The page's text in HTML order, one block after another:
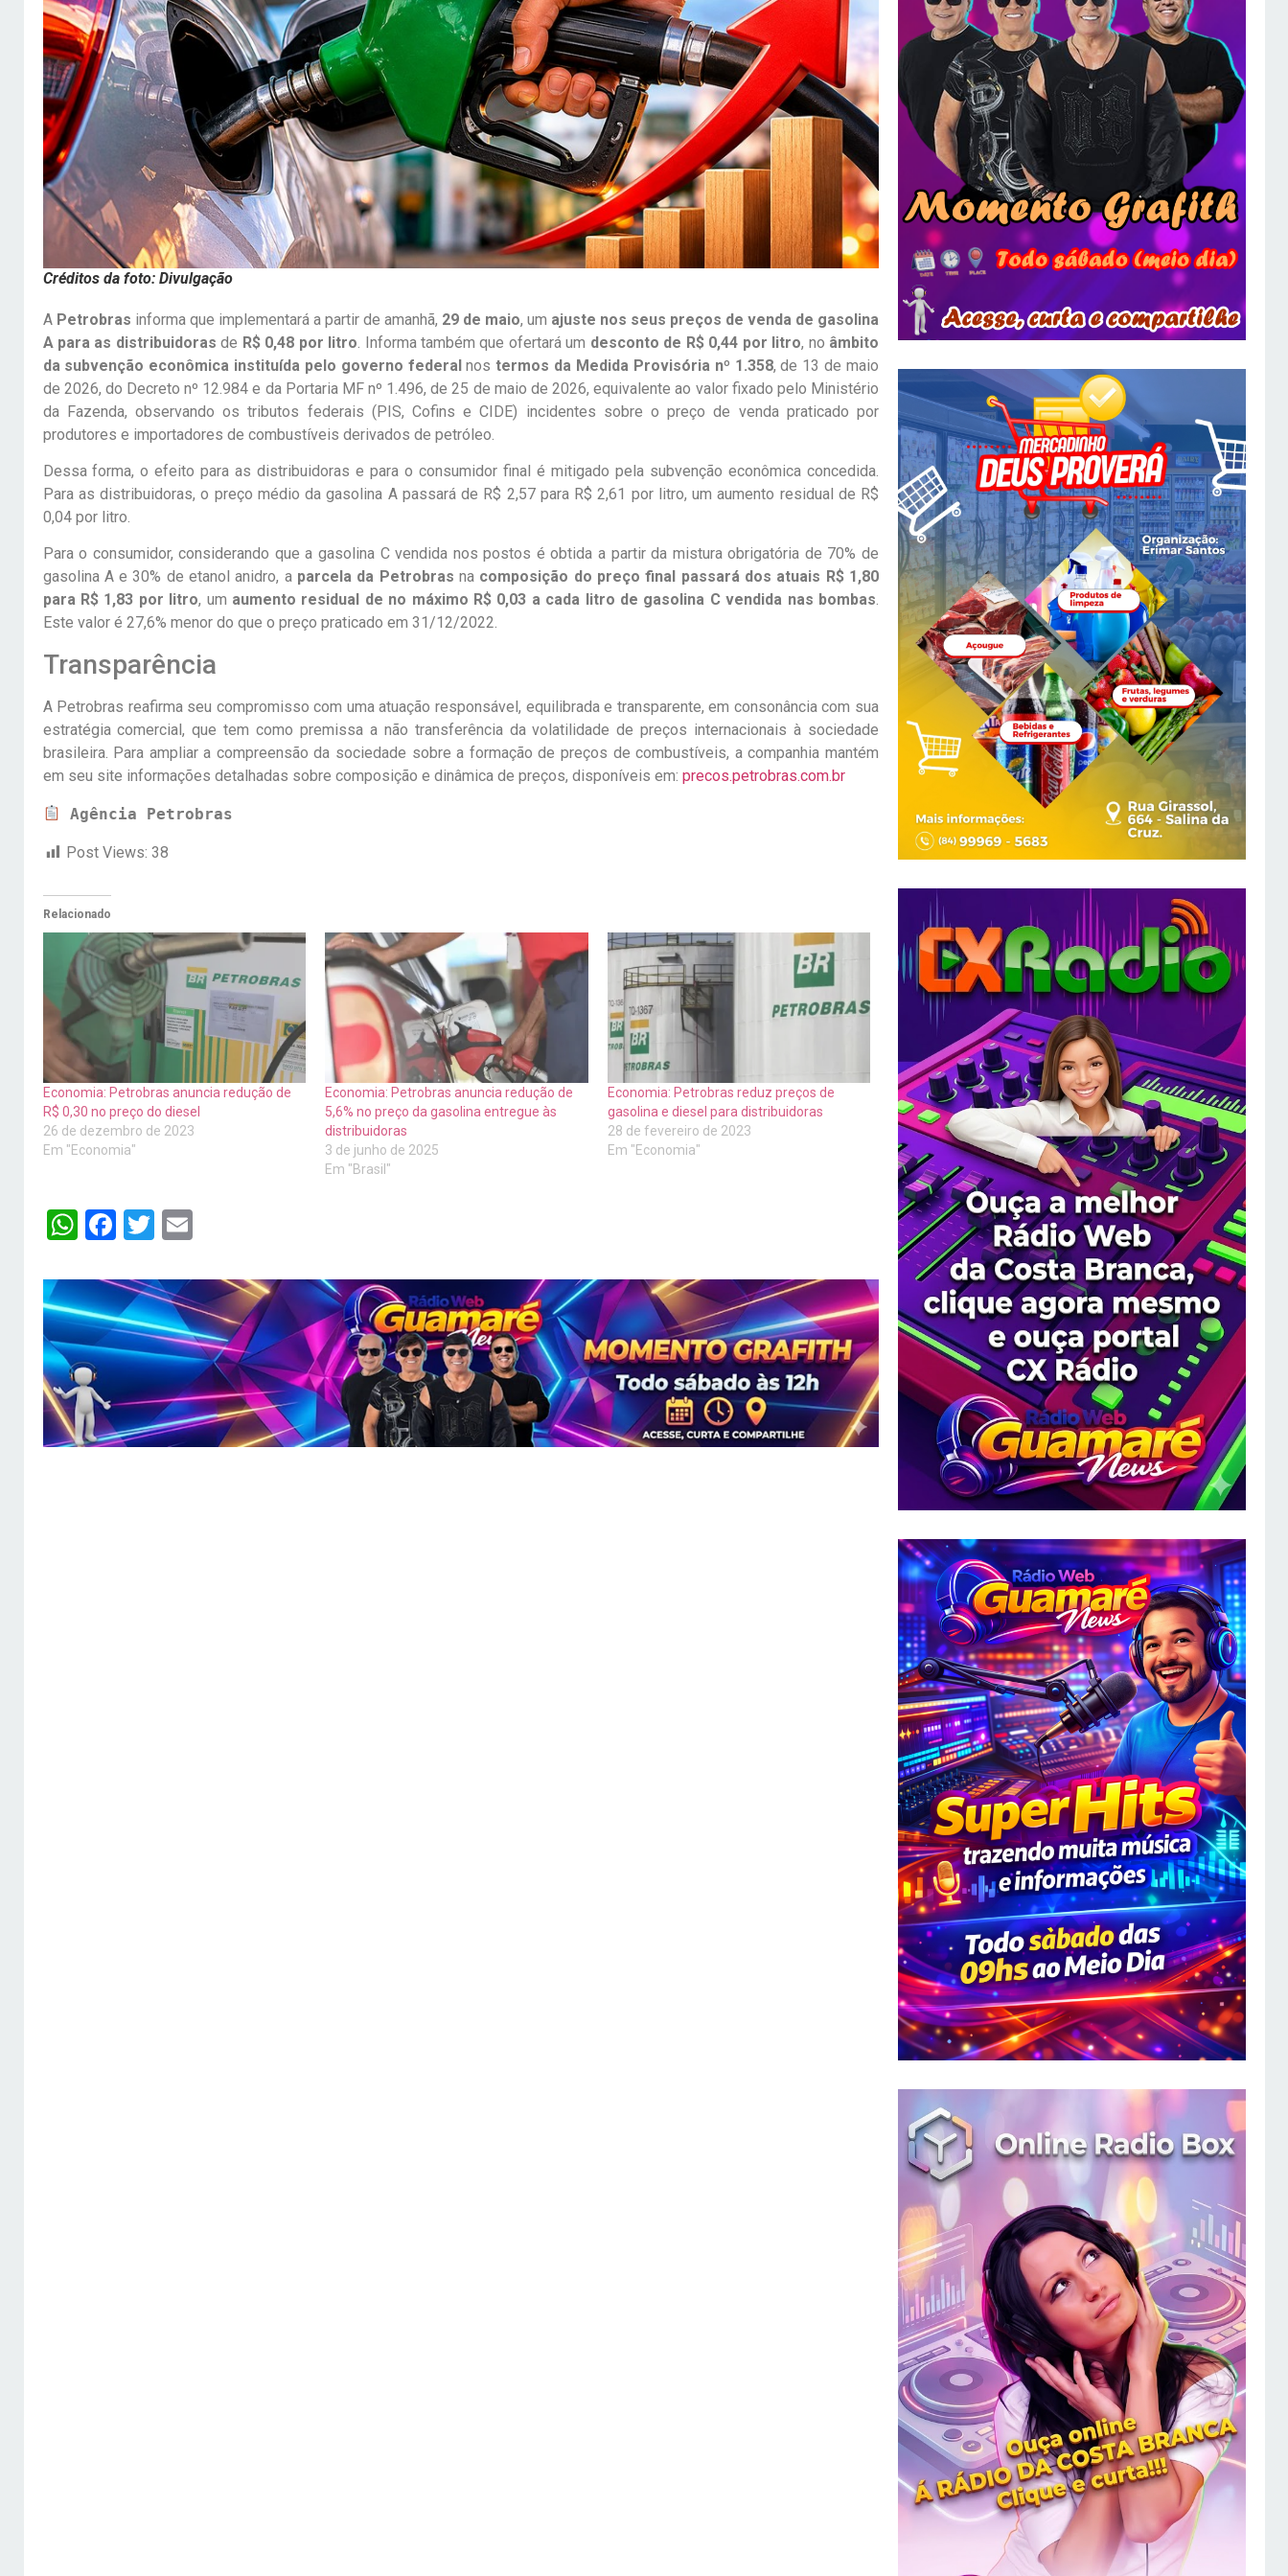
Créditos da foto: Divulgação
A Petrobras informa que implementará a partir de amanhã, 29 de maio, um ajuste nos seus preços de venda de gasolina
A para as distribuidoras de R$ 0,48 por litro . Informa também que ofertará um desconto de R$ 0,44 por litro, no âmbito
da subvenção econômica instituída pelo governo federalnostermos da Medida Provisória nº 1.358, de 13 de maio
de 2026, do Decreto nº 12.984 e da Portaria MF nº 1.496, de 25 de maio de 2026, equivalente ao valor fixado pelo Ministério
da Fazenda, observando os tributos federais (PIS, Cofins e CIDE) incidentes sobre o preço de venda praticado por
produtores e importadores de combustíveis derivados de petróleo.
Dessa forma, o efeito para as distribuidoras e para o consumidor final é mitigado pela subvenção econômica concedida.
Para as distribuidoras, o preço médio da gasolina A passará de R$ 2,57 para R$ 2,61 por litro, um aumento residual de R$
0,04 por litro.
Para o consumidor, considerando que a gasolina C vendida nos postos é obtida a partir da mistura obrigatória de 70% de
gasolina A e 30% de etanol anidro, a parcela da Petrobras na composição do preço final passará dos atuais R$ 1,80
para R$ 1,83 por litro, um aumento residual de no máximo R$ 0,03 a cada litro de gasolina C vendida nas bombas.
Este valor é 27,6% menor do que o preço praticado em 31/12/2022.
Transparência
A Petrobras reafirma seu compromisso com uma atuação responsável, equilibrada e transparente, em consonância com sua
estratégia comercial, que tem como premissa a não transferência da volatilidade de preços internacionais à sociedade
brasileira. Para ampliar a compreensão da sociedade sobre a formação de preços de combustíveis, a companhia mantém
em seu site informações detalhadas sobre composição e dinâmica de preços, disponíveis em: precos.petrobras.com.br
Agência Petrobras
Post Views: 38
Relacionado
Economia: Petrobras anuncia redução de
R$ 0,30 no preço do diesel
26 de dezembro de 2023
Em "Economia"
Economia: Petrobras anuncia redução de
5,6% no preço da gasolina entregue às
distribuidoras
3 de junho de 2025
Em "Brasil"
Economia: Petrobras reduz preços de
gasolina e diesel para distribuidoras
28 de fevereiro de 2023
Em "Economia"
WhatsApp
Facebook
Twitter
Email